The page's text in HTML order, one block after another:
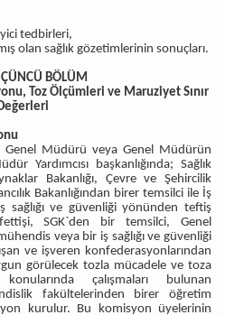
tedbirleri,
olan sağlık gözetimlerinin sonuçları.
BÖLÜM
Toz Ölçümleri ve Maruziyet Sınır
Müdürü veya Genel Müdürün
Yardımcısı başkanlığında; Sağlık
Bakanlığı, Çevre ve Şehircilik
Bakanlığından birer temsilci ile İş
sağlığı ve güvenliği yönünden teftiş
SGK`den bir temsilci, Genel
veya bir iş sağlığı ve güvenliği
ve işveren konfederasyonlarından
görülecek tozla mücadele ve toza
çalışmaları bulunan
fakültelerinden birer öğretim
kurulur. Bu komisyon üyelerinin